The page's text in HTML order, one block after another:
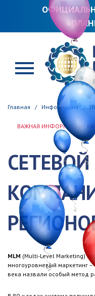
Главная Информация
ВАЖНАЯ ИНФОРМАЦИЯ! КАК
MLM (Multi-Level Marketing)
многоуровневый маркетинг
века назвали особый метод